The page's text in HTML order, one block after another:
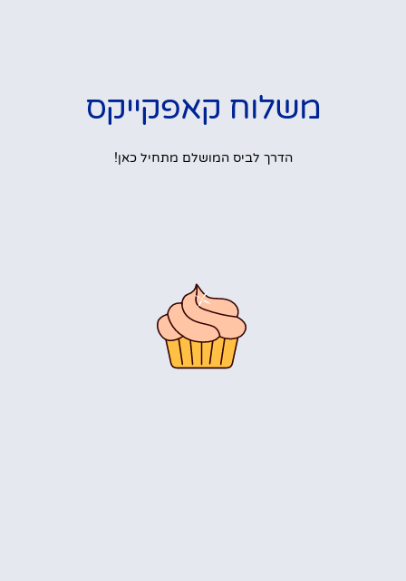
משלוח קאפקייקס
הדרך לביס המושלם מתחיל כאן!